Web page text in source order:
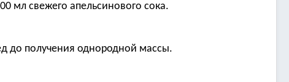
мл свежего апельсинового сока.
до получения однородной массы.